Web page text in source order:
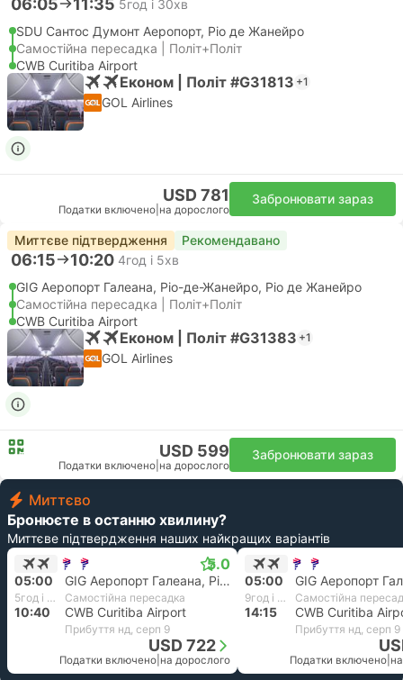
5год і 30хв
SDU Сантос Думонт Аеропорт, Ріо де Жанейро
Самостійна пересадка | Політ+Політ
CWB Curitiba Airport
Економ | Політ #G31813 +1
GOL Airlines
USD 781
Податки включено на дорослого
Забронювати зараз
Миттєве підтвердження Рекомендавано
06:15 10:20 4год і 5хв
GIG Аеропорт Галеана, Ріо-де-Жанейро, Ріо де Жанейро
Самостійна пересадка | Політ+Політ
CWB Curitiba Airport
Економ | Політ #G31383 +1
GOL Airlines
USD 599
Податки включено на дорослого
Забронювати зараз
Миттєво
Бронюєте в останню хвилину?
Миттєве підтвердження наших найкращих варіантів
5.0
05:00 GIG Аеропорт Галеана, Ріо-де-Жанейро, Ріо де Жанейро
5год і 40хв Самостійна пересадка
10:40 CWB Curitiba Airport
Прибуття нд, серп 9
USD 722
Податки включено на дорослого
05:00
9год і 15хв Самостійна
14:15 CWB Curitiba
Прибуття нд, серп 9
Податки включено